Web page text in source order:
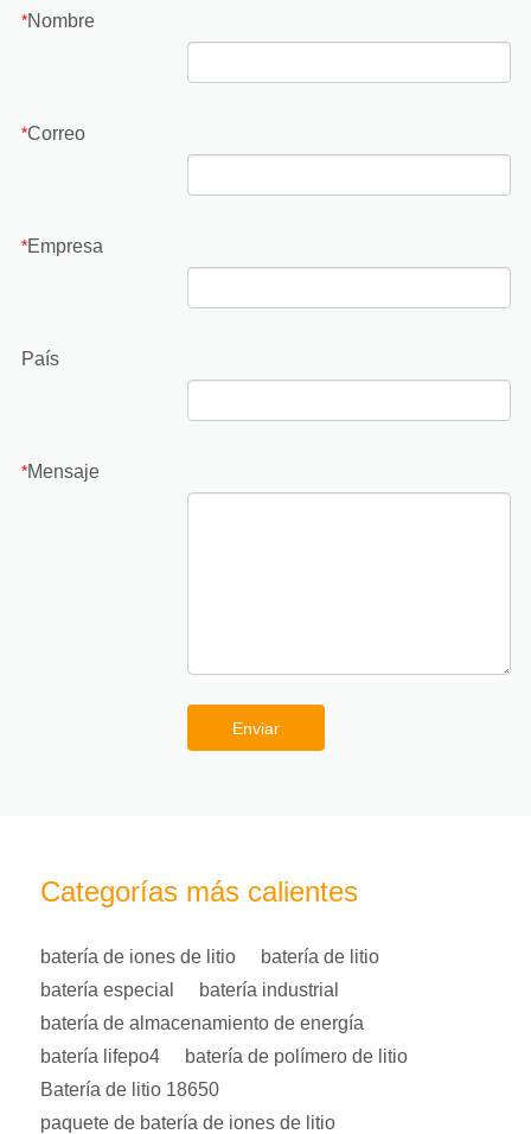
*Nombre
*Correo
*Empresa
País
*Mensaje
Enviar
Categorías más calientes
batería de iones de litio
batería de litio
batería especial
batería industrial
batería de almacenamiento de energía
batería lifepo4
batería de polímero de litio
Batería de litio 18650
paquete de batería de iones de litio